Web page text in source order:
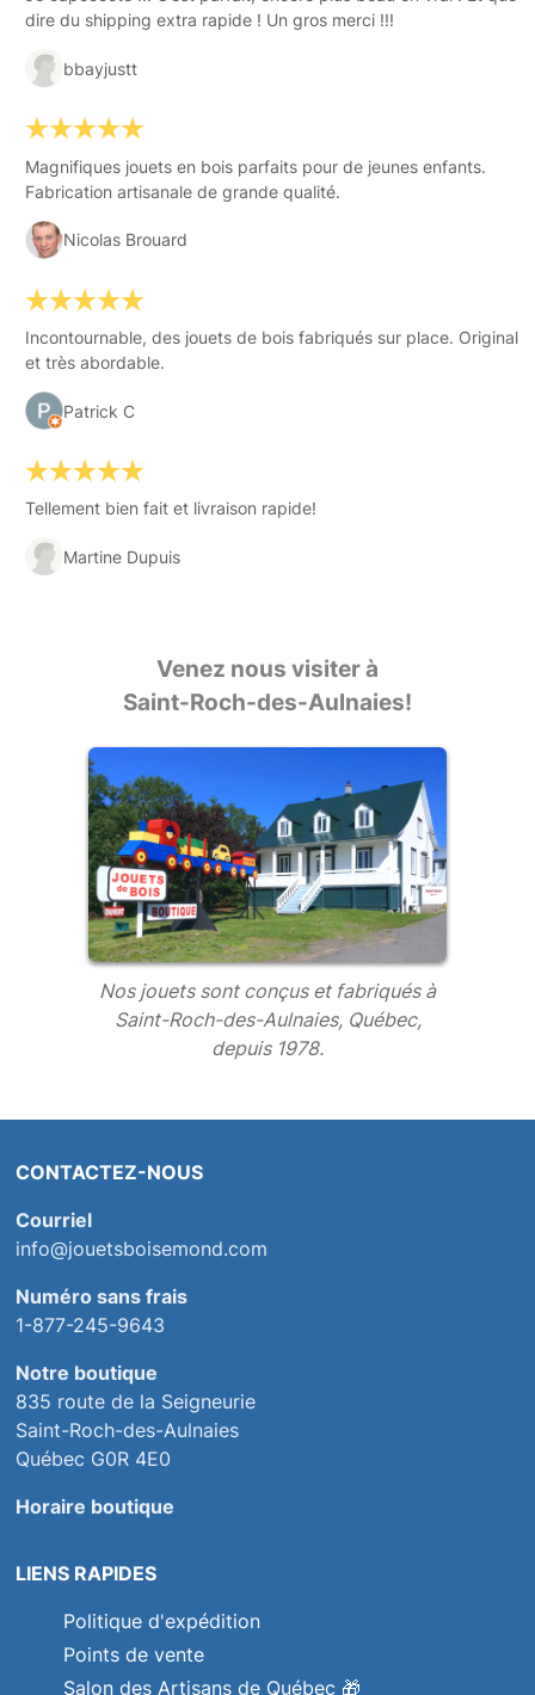
dire du shipping extra rapide ! Un gros merci !!!
bbayjustt
Magnifiques jouets en bois parfaits pour de jeunes enfants.
Fabrication artisanale de grande qualité.
Nicolas Brouard
Incontournable, des jouets de bois fabriqués sur place. Original
et très abordable.
Patrick C
Tellement bien fait et livraison rapide!
Martine Dupuis
Venez nous visiter à
Saint-Roch-des-Aulnaies!
Nos jouets sont conçus et fabriqués à
Saint-Roch-des-Aulnaies, Québec,
depuis 1978.
CONTACTEZ-NOUS
Courriel
info@jouetsboisemond.com
Numéro sans frais
1-877-245-9643
Notre boutique
835 route de la Seigneurie
Saint-Roch-des-Aulnaies
Québec G0R 4E0
Horaire boutique
LIENS RAPIDES
Politique d'expédition
Points de vente
Salon des Artisans de Québec 🎁